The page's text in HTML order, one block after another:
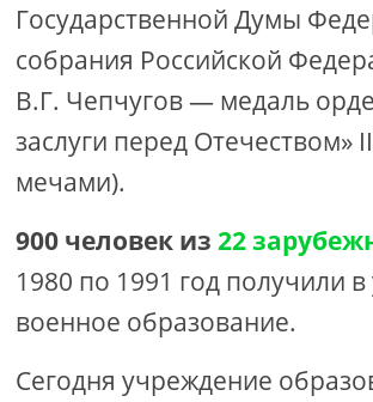
Государственной Думы
собрания Российской
В.Г. Чепчугов — медаль
заслуги перед Отечеством»
мечами).
900 человек из22
1980 по 1991 год получили
военное образование.
Сегодня учреждение